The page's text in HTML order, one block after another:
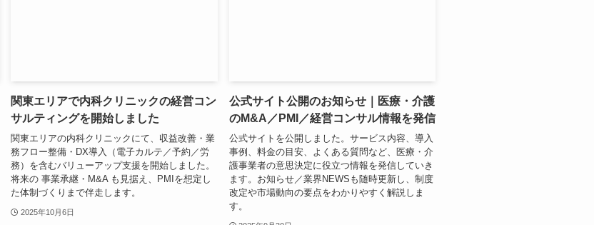
関東エリアで内科クリニックの経営コン
サルティングを開始しました
関東エリアの内科クリニックにて、収益改善・業
務フロー整備・DX導入（電子カルテ／予約／労
務）を含むバリューアップ支援を開始しました。
将来の 事業承継・M&A も見据え、PMIを想定し
た体制づくりまで伴走します。
2025年10月6日
公式サイト公開のお知らせ｜医療・介護
のM&A／PMI／経営コンサル情報を発信
公式サイトを公開しました。サービス内容、導入
事例、料金の目安、よくある質問など、医療・介
護事業者の意思決定に役立つ情報を発信していき
ます。お知らせ／業界NEWSも随時更新し、制度
改定や市場動向の要点をわかりやすく解説しま
す。